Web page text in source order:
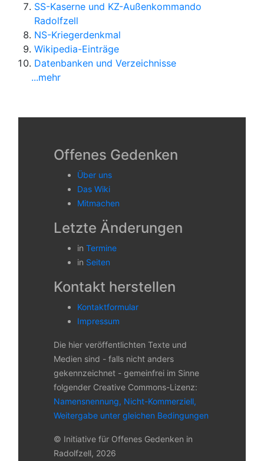
SS-Kaserne und KZ-Außenkommando
Radolfzell
NS-Kriegerdenkmal
Wikipedia-Einträge
Datenbanken und Verzeichnisse
...mehr
Offenes Gedenken
Über uns
Das Wiki
Mitmachen
Letzte Änderungen
in Termine
in Seiten
Kontakt herstellen
Kontaktformular
Impressum
Die hier veröffentlichten Texte und
Medien sind - falls nicht anders
gekennzeichnet - gemeinfrei im Sinne
folgender Creative Commons-Lizenz:
Namensnennung, Nicht-Kommerziell,
Weitergabe unter gleichen Bedingungen
© Initiative für Offenes Gedenken in
Radolfzell, 2026